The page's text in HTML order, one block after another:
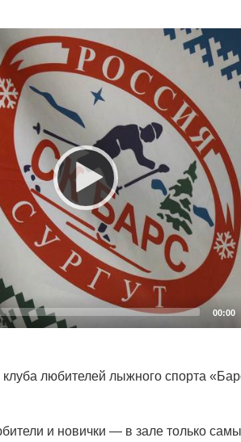
00:00
любителей лыжного спорта
и новички — в зале только